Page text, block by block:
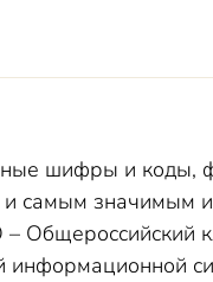
шифры и коды,
самым значимым
информационной